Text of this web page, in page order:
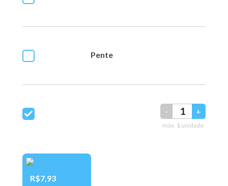
Pente
- +
máx. 1 unidade
R$7,93